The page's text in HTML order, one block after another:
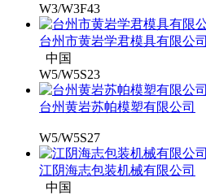
W3/W3F43
台州市黄岩学君模具有限公司
中国
W5/W5S23
台州黄岩苏帕模塑有限公司
W5/W5S27
江阴海志包装机械有限公司
中国